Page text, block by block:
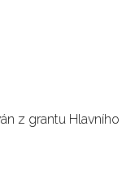
z grantu Hlavního